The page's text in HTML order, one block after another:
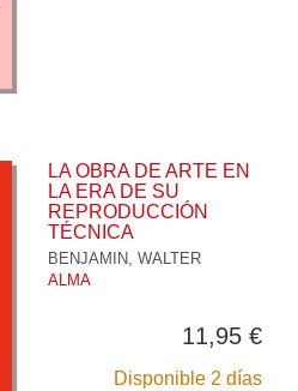
LA OBRA DE ARTE EN
LA ERA DE SU
REPRODUCCIÓN
TÉCNICA
BENJAMIN, WALTER
ALMA
11,95 €
Disponible 2 días